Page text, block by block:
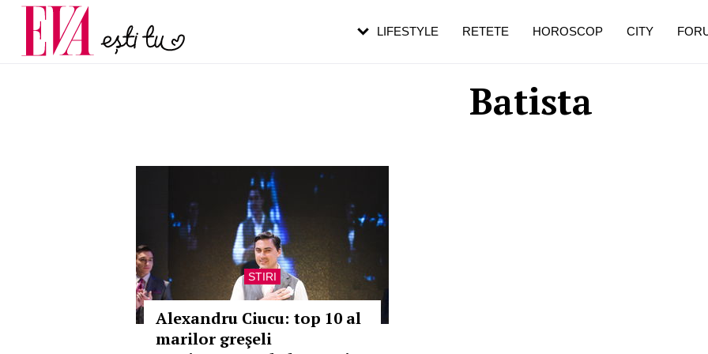
Batista
STIRI
Alexandru Ciucu: top 10 al
marilor greşeli
LIFESTYLE RETETE HOROSCOP CITY
Carieră
Actualitate
pe măsură ce înaintezi în vârstă